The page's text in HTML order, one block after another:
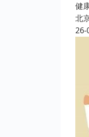
健
北
26-